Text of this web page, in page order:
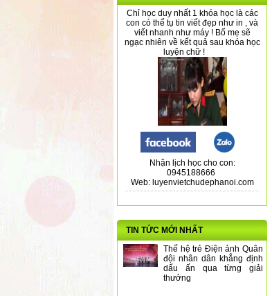
Chỉ học duy nhất 1 khóa học là các
con có thể tụ tin viết đẹp như in , và
viết nhanh như máy ! Bố mẹ sẽ
ngạc nhiên về kết quả sau khóa học
luyện chữ !
Nhận lịch học cho con:
0945188666
Web: luyenvietchudephanoi.com
TIN TỨC MỚI NHẤT
Thế hệ trẻ Điện ảnh Quân
đội nhân dân khẳng định
dấu ấn qua từng giải
thưởng